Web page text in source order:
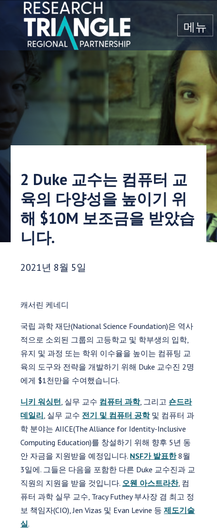
콘텐츠로 건너뛰기
메뉴
2 Duke 교수는 컴퓨터 교
육의 다양성을 높이기 위
해 $10M 보조금을 받았습
니다.
게시 날짜:
2021년 8월 5일
캐서린 케네디
국립 과학 재단(National Science Foundation)은 역사
적으로 소외된 그룹의 고등학교 및 학부생의 입학,
유지 및 과정 또는 학위 이수율을 높이는 컴퓨팅 교
육의 도구와 전략을 개발하기 위해 Duke 교수진 2명
에게 $1천만을 수여했습니다.
니키 워싱턴 , 실무 교수 컴퓨터 과학, 그리고 숀드라
데일리 , 실무 교수 전기 및 컴퓨터 공학및 컴퓨터 과
학 분야는 AIICE(The Alliance for Identity-Inclusive
Computing Education)를 창설하기 위해 향후 5년 동
안 자금을 지원받을 예정입니다. NSF가 발표한8월
3일에. 그들은 다음을 포함한 다른 Duke 교수진과 교
직원의 지원을 받을 것입니다. 오웬 아스트라찬, 컴
퓨터 과학 실무 교수, Tracy Futhey 부사장 겸 최고 정
보 책임자(CIO), Jen Vizas 및 Evan Levine 등제도기술
실.